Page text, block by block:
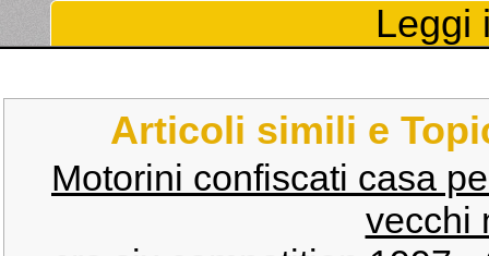
Leggi
Articoli simili e
Motorini confiscati casa
vecchi